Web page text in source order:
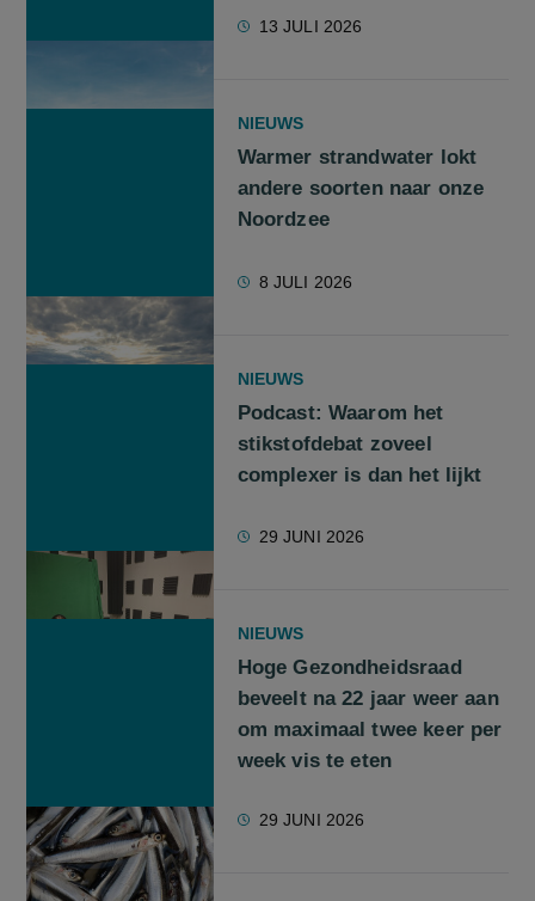
13 JULI 2026
NIEUWS
Warmer strandwater lokt
andere soorten naar onze
Noordzee
8 JULI 2026
NIEUWS
Podcast: Waarom het
stikstofdebat zoveel
complexer is dan het lijkt
29 JUNI 2026
NIEUWS
Hoge Gezondheidsraad
beveelt na 22 jaar weer aan
om maximaal twee keer per
week vis te eten
29 JUNI 2026